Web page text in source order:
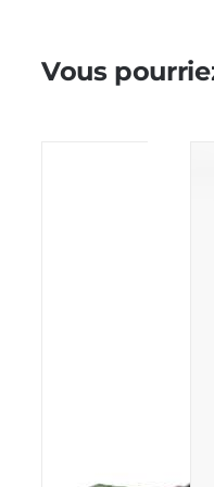
Vous